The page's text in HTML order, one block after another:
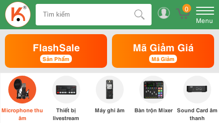
0
Menu
FlashSale
Sản Phẩm
Mã Giảm Giá
Mã Giảm
Microphone thu
âm
Thiết bị
livestream
Máy ghi âm Bàn trộn Mixer
Sound Card âm
thanh